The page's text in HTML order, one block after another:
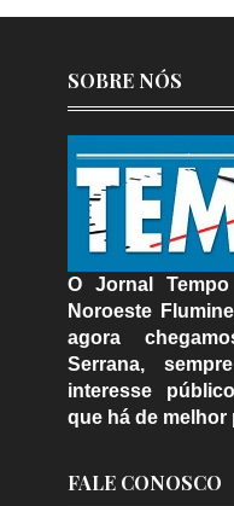
SOBRE NÓS
O Jornal
Noroeste
agora
Serrana,
interesse
que há de melhor
FALE CONOSCO